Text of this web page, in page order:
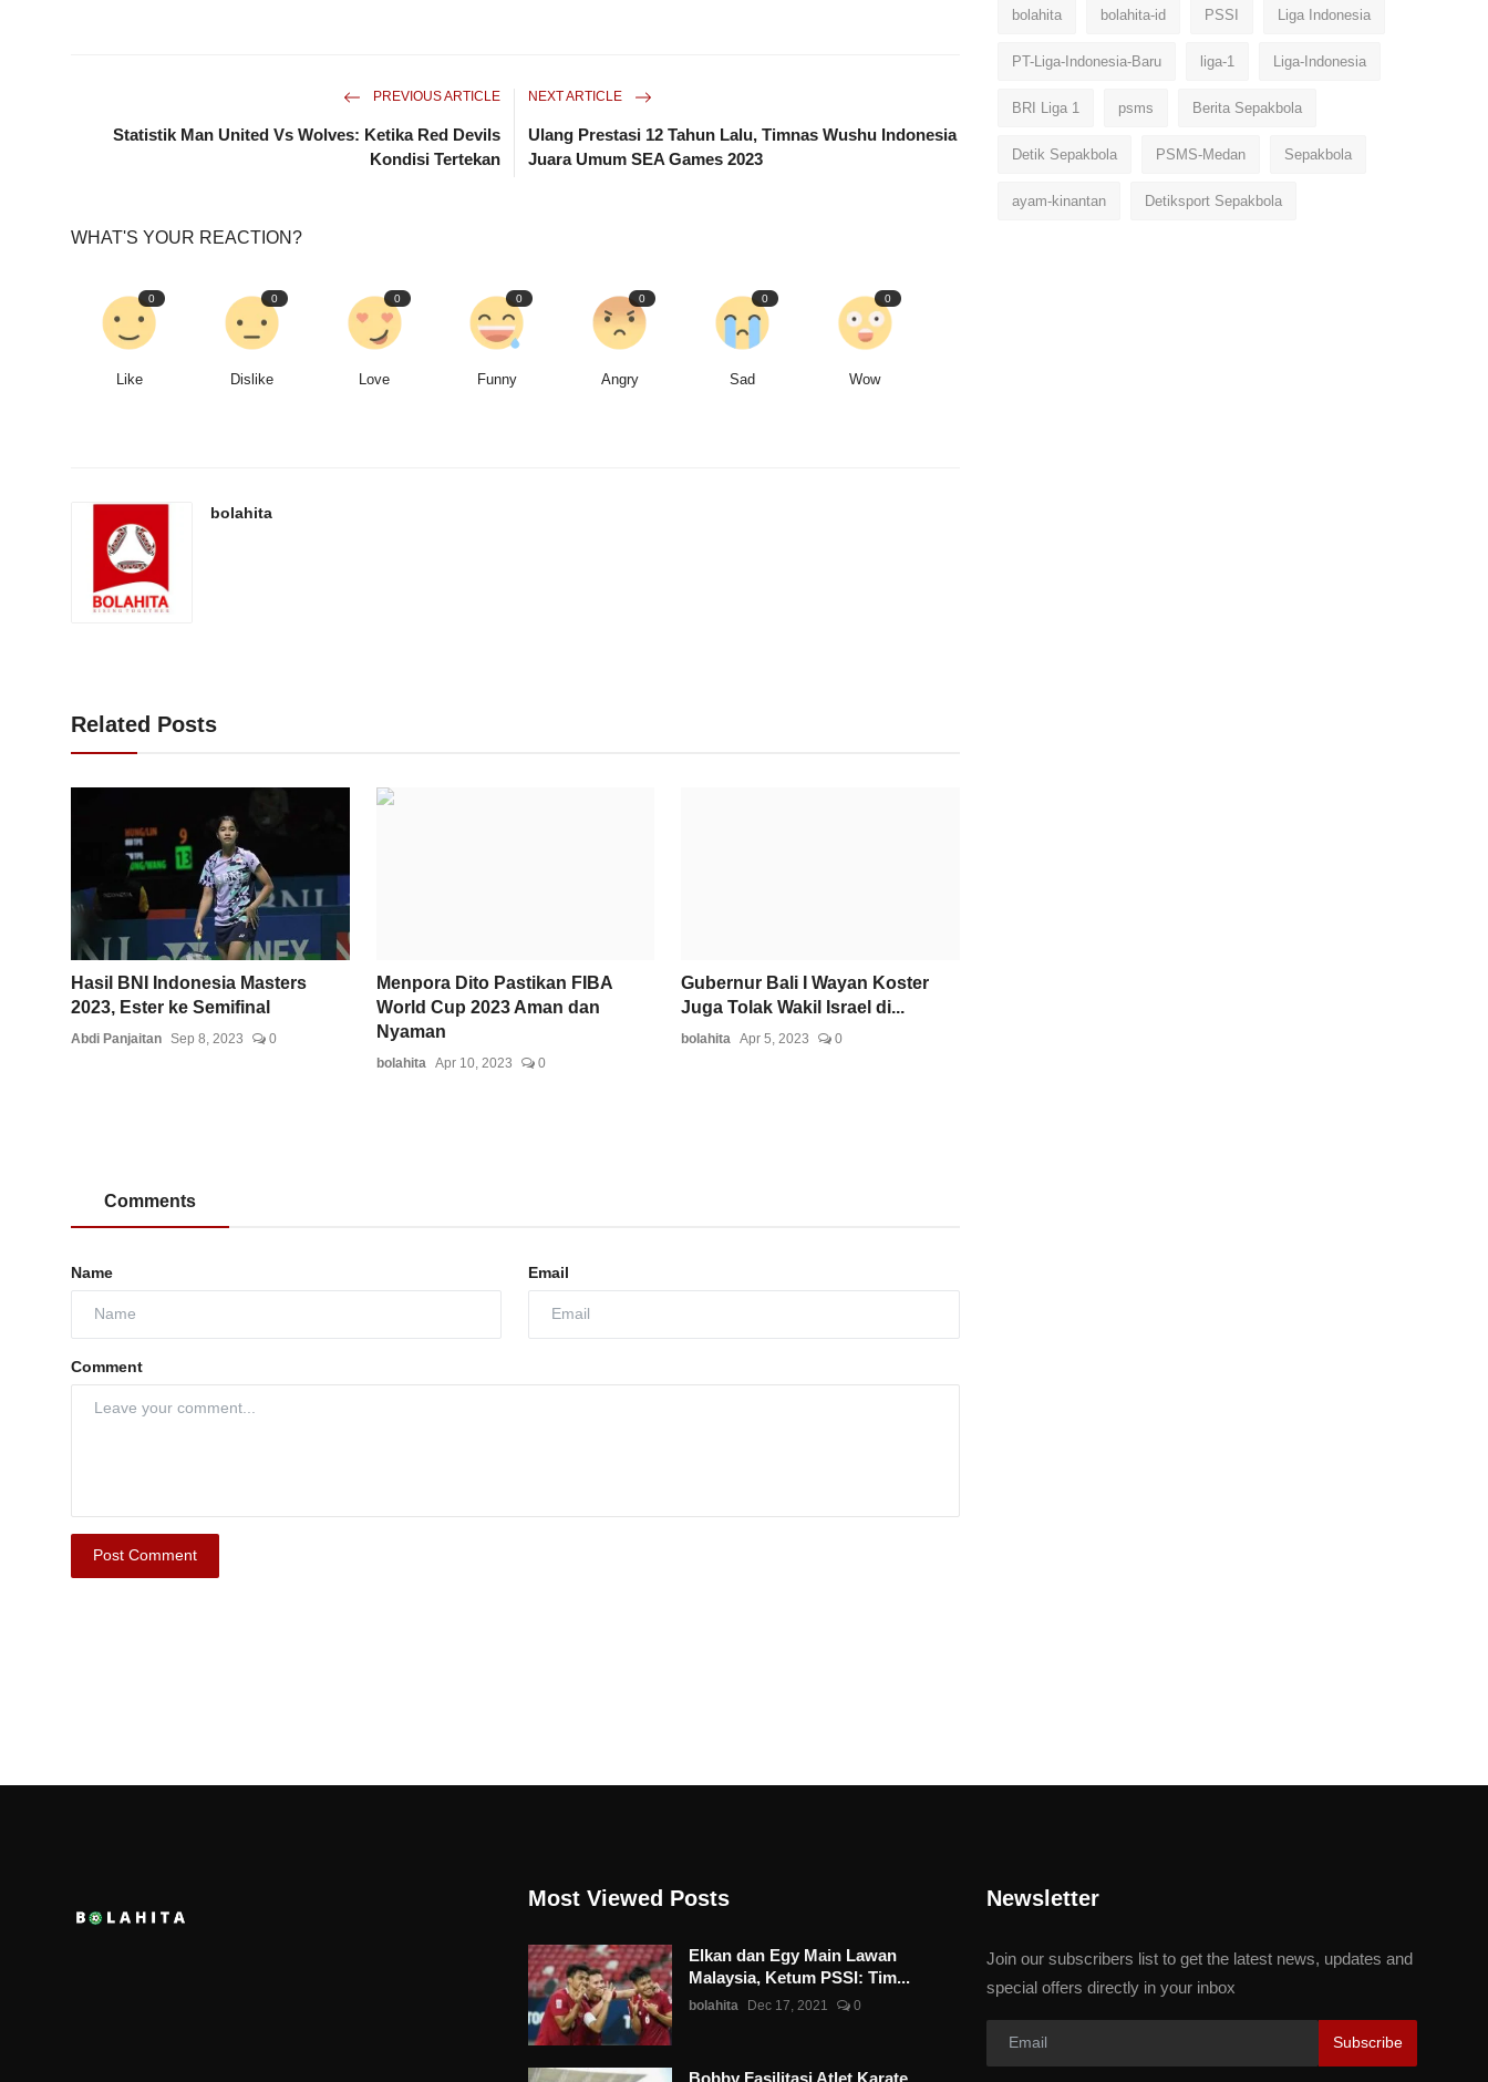
PREVIOUS ARTICLE
Statistik Man United Vs Wolves: Ketika Red Devils
Kondisi Tertekan
NEXT ARTICLE
Ulang Prestasi 12 Tahun Lalu, Timnas Wushu Indonesia
Juara Umum SEA Games 2023
WHAT'S YOUR REACTION?
0
Like
0
Dislike
0
Love
0
Funny
0
Angry
0
Sad
0
Wow
bolahita
Related Posts
Hasil BNI Indonesia Masters
2023, Ester ke Semifinal
Abdi Panjaitan Sep 8, 2023 0
Menpora Dito Pastikan FIBA
World Cup 2023 Aman dan
Nyaman
bolahita Apr 10, 2023 0
Gubernur Bali I Wayan Koster
Juga Tolak Wakil Israel di...
bolahita Apr 5, 2023 0
Comments
Name Email
Comment
Post Comment
bolahita bolahita-id PSSI Liga Indonesia
PT-Liga-Indonesia-Baru liga-1 Liga-Indonesia
BRI Liga 1 psms Berita Sepakbola
Detik Sepakbola PSMS-Medan Sepakbola
ayam-kinantan Detiksport Sepakbola
Most Viewed Posts
Elkan dan Egy Main Lawan
Malaysia, Ketum PSSI: Tim...
bolahita Dec 17, 2021 0
Bobby Fasilitasi Atlet Karate
Newsletter
Join our subscribers list to get the latest news, updates and
special offers directly in your inbox
Subscribe